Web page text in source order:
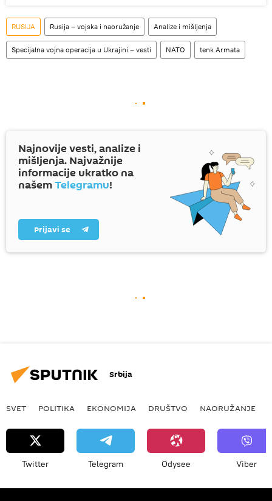
RUSIJA Rusija – vojska i naoružanje Analize i mišljenja
Specijalna vojna operacija u Ukrajini – vesti NATO tenk Armata
Najnovije vesti, analize i
mišljenja. Najvažnije
informacije ukratko na
našemTelegramu!
Prijavi se
Srbija
SVET POLITIKA EKONOMIJA DRUŠTVO NAORUŽANJE
Twitter Telegram Odysee Viber